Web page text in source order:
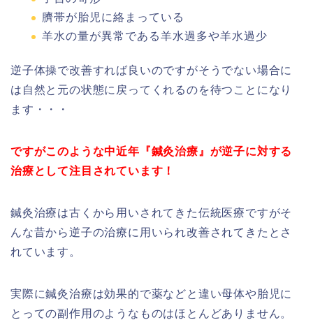
臍帯が胎児に絡まっている
羊水の量が異常である羊水過多や羊水過少
逆子体操で改善すれば良いのですがそうでない場合に
は自然と元の状態に戻ってくれるのを待つことになり
ます・・・
ですがこのような中近年『鍼灸治療』が逆子に対する
治療として注目されています！
鍼灸治療は古くから用いされてきた伝統医療ですがそ
んな昔から逆子の治療に用いられ改善されてきたとさ
れています。
実際に鍼灸治療は効果的で薬などと違い母体や胎児に
とっての副作用のようなものはほとんどありません。